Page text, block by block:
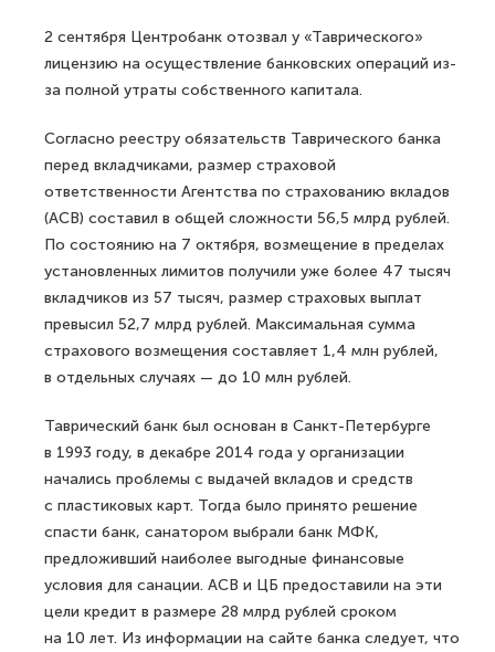
2 сентября Центробанк отозвал у «Таврического»
лицензию на осуществление банковских операций из-
за полной утраты собственного капитала.
Согласно реестру обязательств Таврического банка
перед вкладчиками, размер страховой
ответственности Агентства по страхованию вкладов
(АСВ) составил в общей сложности 56,5 млрд рублей.
По состоянию на 7 октября, возмещение в пределах
установленных лимитов получили уже более 47 тысяч
вкладчиков из 57 тысяч, размер страховых выплат
превысил 52,7 млрд рублей. Максимальная сумма
страхового возмещения составляет 1,4 млн рублей,
в отдельных случаях — до 10 млн рублей.
Таврический банк был основан в Санкт-Петербурге
в 1993 году, в декабре 2014 года у организации
начались проблемы с выдачей вкладов и средств
с пластиковых карт. Тогда было принято решение
спасти банк, санатором выбрали банк МФК,
предложивший наиболее выгодные финансовые
условия для санации. АСВ и ЦБ предоставили на эти
цели кредит в размере 28 млрд рублей сроком
на 10 лет. Из информации на сайте банка следует, что